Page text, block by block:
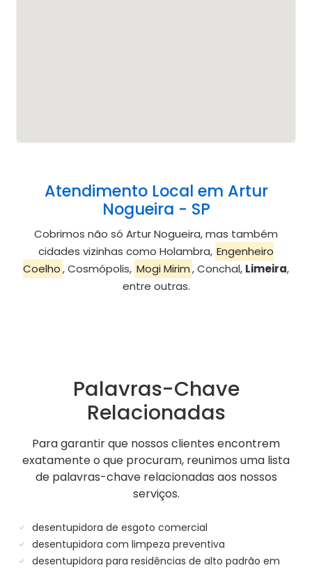
Atendimento Local em Artur
Nogueira - SP
Cobrimos não só Artur Nogueira, mas também
cidades vizinhas como Holambra, Engenheiro
Coelho, Cosmópolis, Mogi Mirim, Conchal, Limeira,
entre outras.
Palavras-Chave
Relacionadas
Para garantir que nossos clientes encontrem
exatamente o que procuram, reunimos uma lista
de palavras-chave relacionadas aos nossos
serviços.
desentupidora de esgoto comercial
desentupidora com limpeza preventiva
desentupidora para residências de alto padrão em